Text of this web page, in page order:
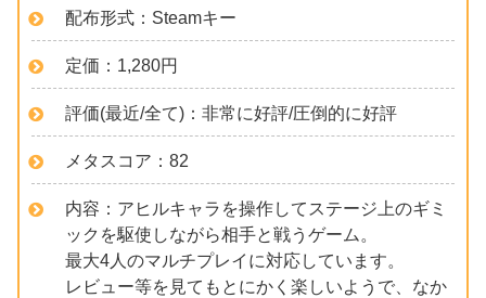
配布形式：Steamキー
定価：1,280円
評価(最近/全て)：非常に好評/圧倒的に好評
メタスコア：82
内容：アヒルキャラを操作してステージ上のギミ
ックを駆使しながら相手と戦うゲーム。
最大4人のマルチプレイに対応しています。
レビュー等を見てもとにかく楽しいようで、なか